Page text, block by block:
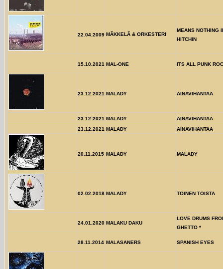
22.04.2009 MÃKKELÃ & ORKESTERI
MEANS NOTHING
HITCHIN
15.10.2021 MAL-ONE ITS ALL PUNK
23.12.2021 MALADY AINAVIHANTAA
23.12.2021 MALADY
AINAVIHANTAA
23.12.2021 MALADY AINAVIHANTAA
20.11.2015 MALADY MALADY
02.02.2018 MALADY TOINEN TOISTA
24.01.2020 MALAKU DAKU
LOVE DRUMS
GHETTO *
28.11.2014 MALASANERS SPANISH EYES